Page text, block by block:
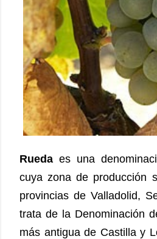
Rueda es una
cuya zona de producción
provincias de Valladolid,
trata de la Denominación
más antigua de Castilla y